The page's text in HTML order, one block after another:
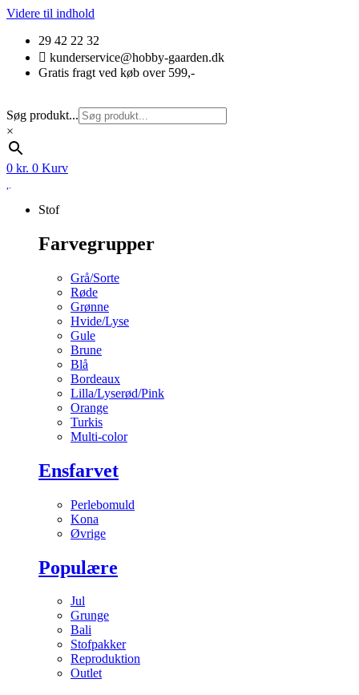
Videre til indhold
29 42 22 32
kunderservice@hobby-gaarden.dk
Gratis fragt ved køb over 599,-
Søg produkt...
×
0 kr. 0 Kurv
Stof
Farvegrupper
Grå/Sorte
Røde
Grønne
Hvide/Lyse
Gule
Brune
Blå
Bordeaux
Lilla/Lyserød/Pink
Orange
Turkis
Multi-color
Ensfarvet
Perlebomuld
Kona
Øvrige
Populære
Jul
Grunge
Bali
Stofpakker
Reproduktion
Outlet